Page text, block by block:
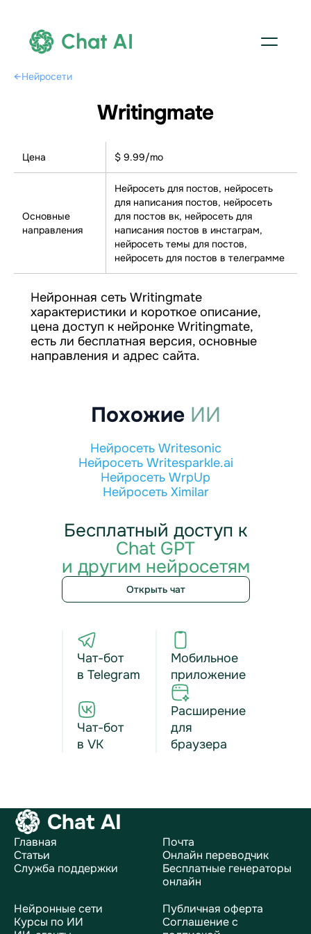
Chat AI
←Нейросети
Writingmate
Цена $ 9.99/mo
Основные
направления
Нейросеть для постов, нейросеть
для написания постов, нейросеть
для постов вк, нейросеть для
написания постов в инстаграм,
нейросеть темы для постов,
нейросеть для постов в телеграмме
Нейронная сеть Writingmate
характеристики и короткое описание,
цена доступ к нейронке Writingmate,
есть ли бесплатная версия, основные
направления и адрес сайта.
Похожие ИИ
Нейросеть Writesonic
Нейросеть Writesparkle.ai
Нейросеть WrpUp
Нейросеть Ximilar
Бесплатный доступ к
Chat GPT
и другим нейросетям
Открыть чат
Чат-бот
в Telegram
Чат-бот
в VK
Мобильное
приложение
Расширение
для
браузера
Chat AI
Главная
Статьи
Служба поддержки
Почта
Онлайн переводчик
Бесплатные генераторы
онлайн
Нейронные сети
Курсы по ИИ
Публичная оферта
Соглашение с